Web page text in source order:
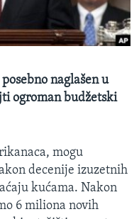
naglašen u
ogroman budžetski
mogu
decenije izuzetnih
kućama. Nakon
6 miliona novih